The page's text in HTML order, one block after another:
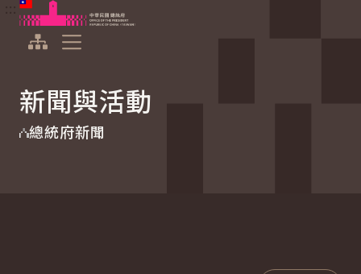
跳到主要內容
中華民國總統府
新聞與活動
總統府新聞